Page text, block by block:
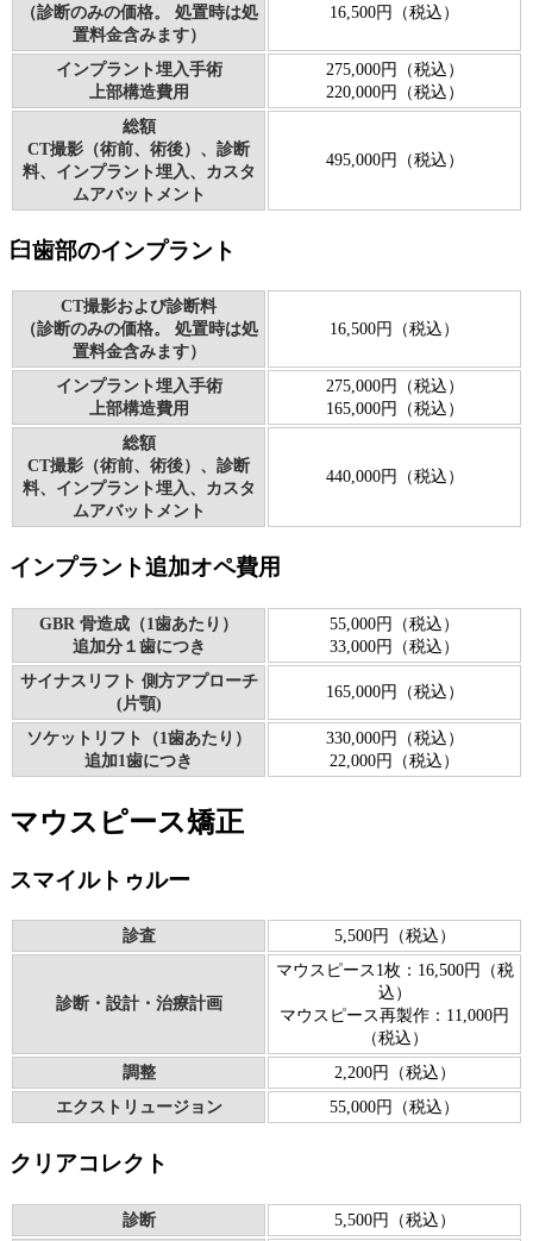
（診断のみの価格。 処置時は処
置料金含みます）
16,500円（税込）
インプラント埋入手術
上部構造費用
275,000円（税込）
220,000円（税込）
総額
CT撮影（術前、術後）、診断
料、インプラント埋入、カスタ
ムアバットメント
495,000円（税込）
臼歯部のインプラント
CT撮影および診断料
（診断のみの価格。 処置時は処
置料金含みます）
16,500円（税込）
インプラント埋入手術
上部構造費用
275,000円（税込）
165,000円（税込）
総額
CT撮影（術前、術後）、診断
料、インプラント埋入、カスタ
ムアバットメント
440,000円（税込）
インプラント追加オペ費用
GBR 骨造成（1歯あたり）
追加分１歯につき
55,000円（税込）
33,000円（税込）
サイナスリフト 側方アプローチ
(片顎)
165,000円（税込）
ソケットリフト（1歯あたり）
追加1歯につき
330,000円（税込）
22,000円（税込）
マウスピース矯正
スマイルトゥルー
診査 5,500円（税込）
診断・設計・治療計画
マウスピース1枚：16,500円（税
込）
マウスピース再製作：11,000円
（税込）
調整
2,200円（税込）
エクストリュージョン
55,000円（税込）
クリアコレクト
診断
5,500円（税込）